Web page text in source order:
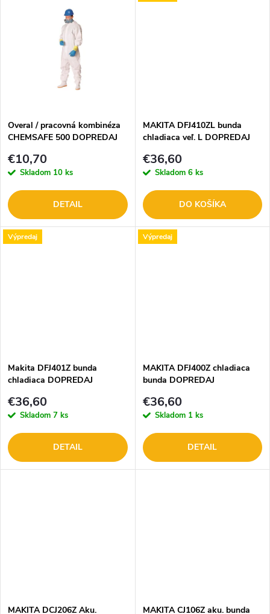
o
v
o
v
Overal / pracovná kombinéza
CHEMSAFE 500 DOPREDAJ
€10,70
Skladom 10 ks
DETAIL
MAKITA DFJ410ZL bunda
chladiaca veľ. L DOPREDAJ
€36,60
Skladom 6 ks
DO KOŠÍKA
Výpredaj
Makita DFJ401Z bunda
chladiaca DOPREDAJ
€36,60
Skladom 7 ks
DETAIL
Výpredaj
MAKITA DFJ400Z chladiaca
bunda DOPREDAJ
€36,60
Skladom 1 ks
DETAIL
MAKITA DCJ206Z Aku. MAKITA CJ106Z aku. bunda